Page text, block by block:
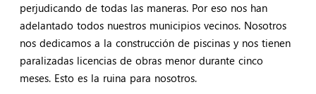
perjudicando de todas las maneras. Por eso nos han
adelantado todos nuestros municipios vecinos. Nosotros
nos dedicamos a la construcción de piscinas y nos tienen
paralizadas licencias de obras menor durante cinco
meses. Esto es la ruina para nosotros.